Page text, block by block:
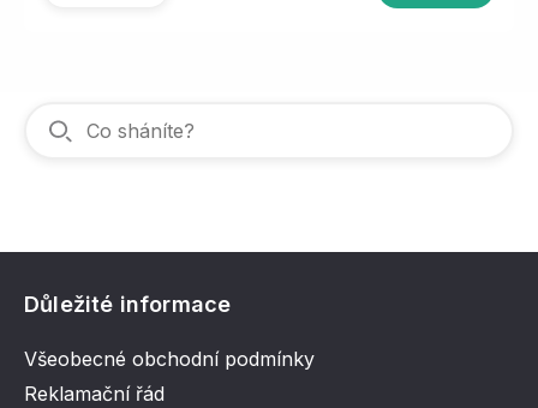
Důležité informace
Všeobecné obchodní podmínky
Reklamační řád